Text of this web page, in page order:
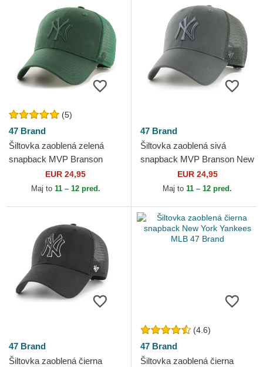
(5)
47 Brand
Šiltovka zaoblená zelená
snapback MVP Branson
New York Yankees MLB 47
EUR 24,95
Maj to 11 – 12 pred.
47 Brand
Šiltovka zaoblená sivá
snapback MVP Branson New
York Yankees MLB 47 Brand
EUR 24,95
Maj to 11 – 12 pred.
47 Brand
Šiltovka zaoblená čierna
(4.6)
47 Brand
Šiltovka zaoblená čierna